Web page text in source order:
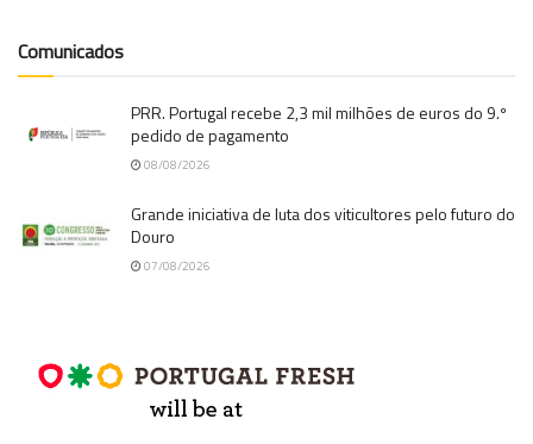
Comunicados
PRR. Portugal recebe 2,3 mil milhões de euros do 9.º
pedido de pagamento
08/08/2026
Grande iniciativa de luta dos viticultores pelo futuro do
Douro
07/08/2026